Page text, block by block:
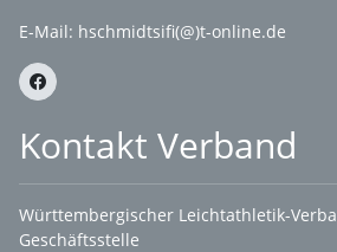
E-Mail: hschmidtsifi(@)t-online.de
Kontakt Verband
Württembergischer Leichtathletik-
Geschäftsstelle